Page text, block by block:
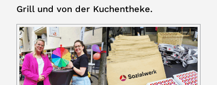
Grill und von der Kuchentheke.